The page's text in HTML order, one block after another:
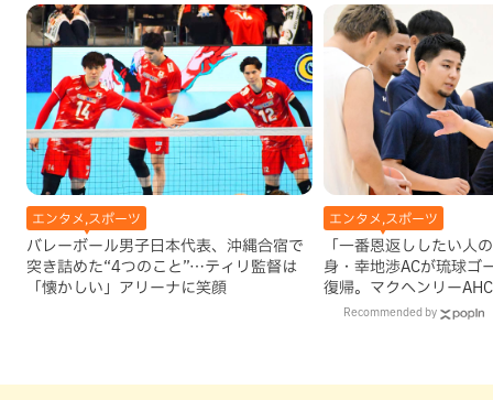
エンタメ,スポーツ
バレーボール男子日本代表、沖縄合宿で
突き詰めた“4つのこと”…ティリ監督は
「懐かしい」アリーナに笑顔
エンタメ,スポーツ
「一番恩返ししたい人
身・幸地渉ACが琉球ゴ
復帰。マクヘンリー
理由Recommended by